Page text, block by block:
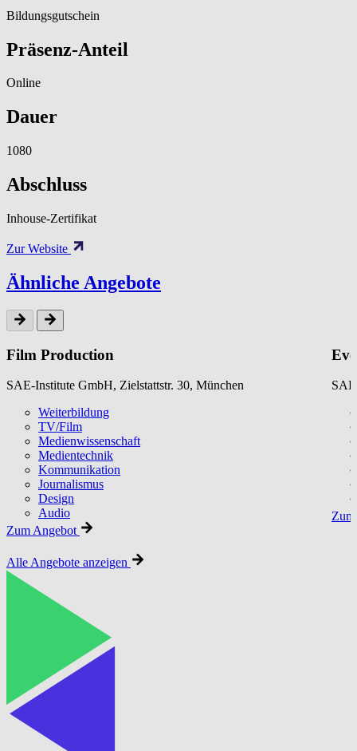
Bildungsgutschein
Präsenz-Anteil
Online
Dauer
1080
Abschluss
Inhouse-Zertifikat
Zur Website
Ähnliche Angebote
Film Production
SAE-Institute GmbH, Zielstattstr. 30, München
Weiterbildung
TV/Film
Medienwissenschaft
Medientechnik
Kommunikation
Journalismus
Design
Audio
Zum Angebot
Alle Angebote anzeigen